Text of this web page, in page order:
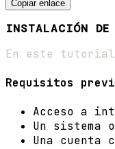
Copiar enlace
INSTALACIÓN DE
En este tutorial
Requisitos
Acceso a
Un sistema
Una cuenta